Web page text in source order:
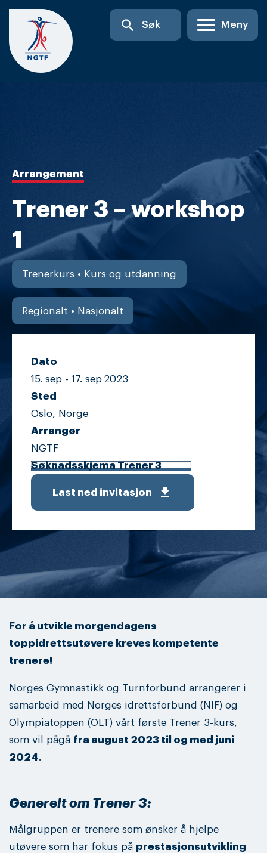
Skip
content
search Søk Meny
Arrangement
Trener 3 – workshop
1
Trenerkurs • Kurs og utdanning
Regionalt • Nasjonalt
Dato
15. sep - 17. sep 2023
Sted
Oslo, Norge
Arrangør
NGTF
Søknadsskjema Trener 3
Last ned invitasjon get_app
For å utvikle morgendagens
toppidrettsutøvere kreves kompetente
trenere!
Norges Gymnastikk og Turnforbund arrangerer i
samarbeid med Norges idrettsforbund (NIF) og
Olympiatoppen (OLT) vårt første Trener 3-kurs,
som vil pågå fra august 2023 til og med juni
2024.
Generelt om Trener 3:
Målgruppen er trenere som ønsker å hjelpe
utøvere som har fokus på prestasjonsutvikling